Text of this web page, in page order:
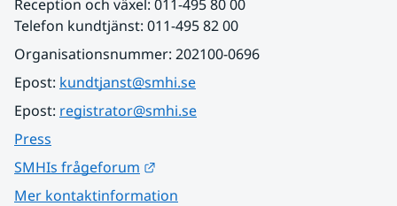
Reception och växel: 011-495 80 00
Telefon kundtjänst: 011-495 82 00
Organisationsnummer: 202100-0696
Epost: kundtjanst@smhi.se
Epost: registrator@smhi.se
Press
SMHIs frågeforum
Mer kontaktinformation